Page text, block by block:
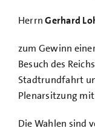
HerrnGerhard
zum Gewinn
Besuch des
Stadtrundfahrt
Plenarsitzung
Die Wahlen sind